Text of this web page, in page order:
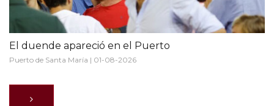
El duende apareció en el Puerto
Puerto de Santa María | 01-08-2026